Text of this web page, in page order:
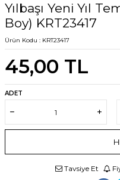
Yılbaşı Yeni Yıl
Boy) KRT23417
Ürün Kodu : KRT23417
45,00 TL
ADET
Tavsiye Et